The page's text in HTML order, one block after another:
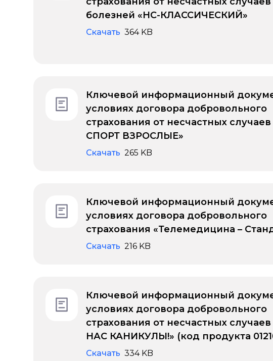
болезней «НС-КЛАССИЧЕСКИЙ»
Скачать 364 KB
Ключевой информационный
условиях договора добровольного
страхования от несчастных
СПОРТ ВЗРОСЛЫЕ»
Скачать 265 KB
Ключевой информационный
условиях договора добровольного
страхования «Телемедицина –
Скачать 216 KB
Ключевой информационный
условиях договора добровольного
страхования от несчастных
НАС КАНИКУЛЫ!» (код продукта
Скачать 334 KB